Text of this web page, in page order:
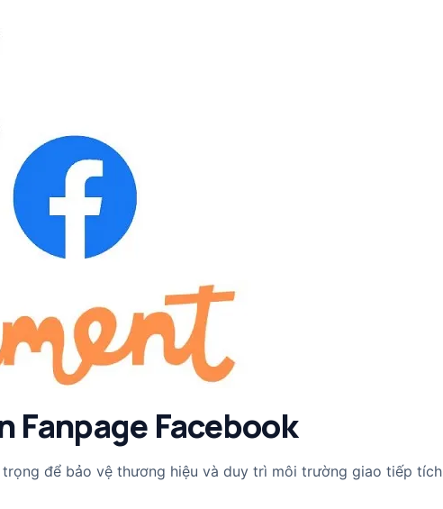
Fanpage Facebook
để bảo vệ thương hiệu và duy trì môi trường giao tiếp tích